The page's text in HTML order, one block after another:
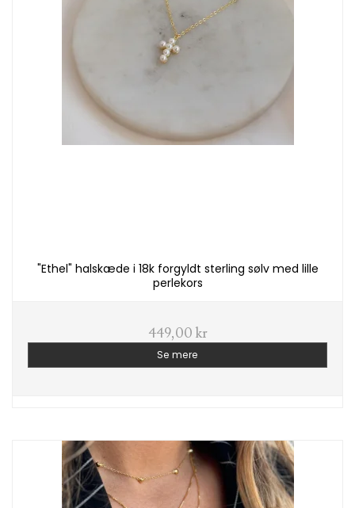
"Ethel" halskæde i 18k forgyldt sterling sølv med lille
perlekors
449,00 kr
Se mere